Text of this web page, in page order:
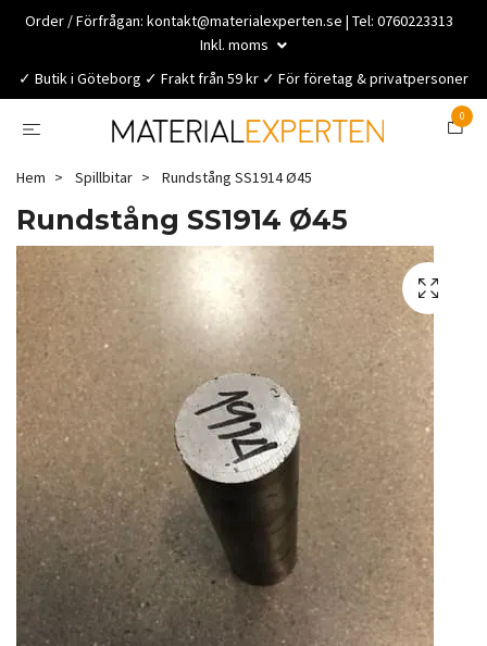
Order / Förfrågan: kontakt@materialexperten.se | Tel: 0760223313
Inkl. moms
✓ Butik i Göteborg ✓ Frakt från 59 kr ✓ För företag & privatpersoner
0
Hem Spillbitar Rundstång SS1914 Ø45
Rundstång SS1914 Ø45